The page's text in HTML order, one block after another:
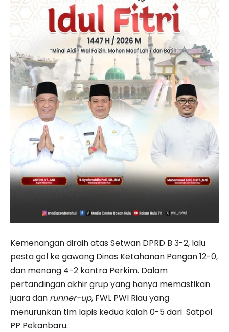
Kemenangan diraih atas Setwan DPRD B 3-2, lalu
pesta gol ke gawang Dinas Ketahanan Pangan 12-0,
dan menang 4-2 kontra Perkim. Dalam
pertandingan akhir grup yang hanya memastikan
juara dan runner-up, FWL PWI Riau yang
menurunkan tim lapis kedua kalah 0-5 dari Satpol
PP Pekanbaru.